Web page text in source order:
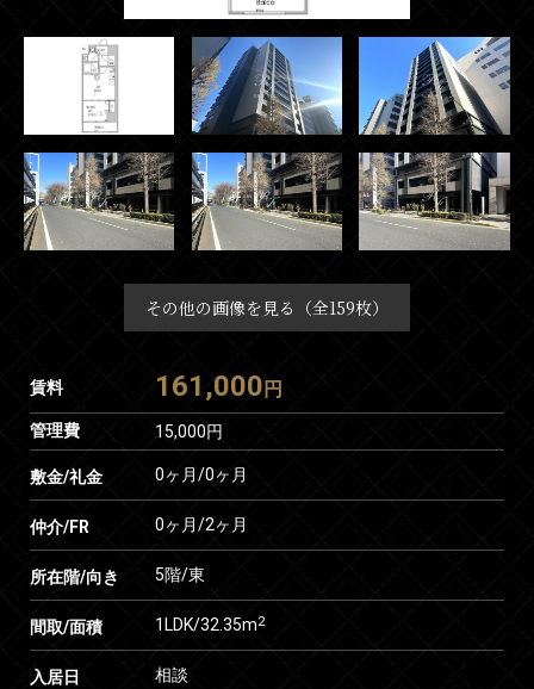
その他の画像を見る（全159枚）
賃料 161,000 円
管理費 15,000円
敷金/礼金 0ヶ月/0ヶ月
仲介/FR 0ヶ月/2ヶ月
所在階/向き 5階/東
間取/面積 1LDK/32.35m2
入居日 相談